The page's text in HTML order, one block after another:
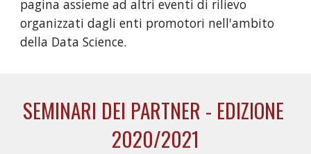
pagina assieme ad altri eventi di rilievo
organizzati dagli enti promotori nell'ambito
della Data Science.
SEMINARI DEI PARTNER - EDIZIONE
2020/2021